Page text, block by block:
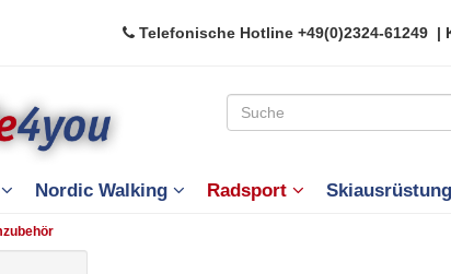
Telefonische Hotline +49(0)2324-61249|
Nordic Walking Radsport Skiausrüstung